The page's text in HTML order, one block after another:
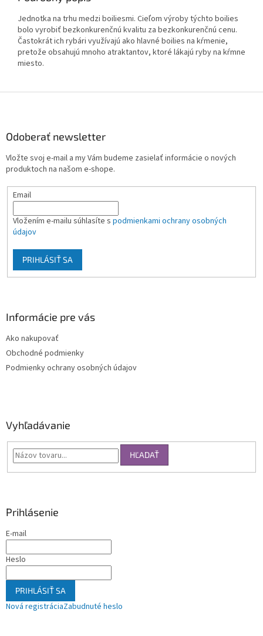
Jednotka na trhu medzi boiliesmi. Cieľom výroby týchto boilies
bolo vyrobiť bezkonkurenčnú kvalitu za bezkonkurenčnú cenu.
Častokrát ich rybári využívajú ako hlavné boilies na kŕmenie,
pretože obsahujú mnoho atraktantov, ktoré lákajú ryby na kŕmne
miesto.
Odoberať newsletter
Vložte svoj e-mail a my Vám budeme zasielať informácie o nových
produktoch na našom e-shope.
Email
Vložením e-mailu súhlasíte s podmienkami ochrany osobných
údajov
PRIHLÁSIŤ SA
Informácie pre vás
Ako nakupovať
Obchodné podmienky
Podmienky ochrany osobných údajov
Vyhľadávanie
HĽADAŤ
Prihlásenie
E-mail
Heslo
PRIHLÁSIŤ SA
Nová registráciaZabudnuté heslo